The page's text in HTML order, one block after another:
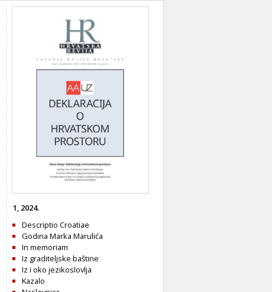
1, 2024.
Descriptio Croatiae
Godina Marka Marulića
In memoriam
Iz graditeljske baštine
Iz i oko jezikoslovlja
Kazalo